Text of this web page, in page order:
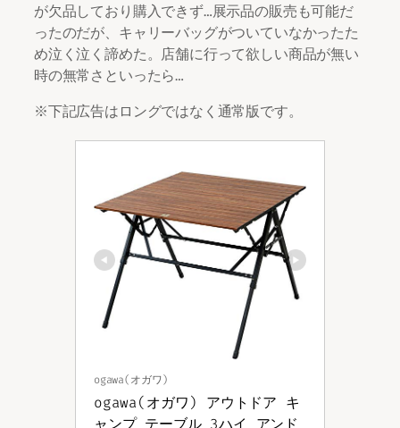
が欠品しており購入できず…展示品の販売も可能だ
ったのだが、キャリーバッグがついていなかったた
め泣く泣く諦めた。店舗に行って欲しい商品が無い
時の無常さといったら…
※下記広告はロングではなく通常版です。
ogawa(オガワ)
ogawa(オガワ) アウトドア キ
ャンプ テーブル 3ハイ アンド